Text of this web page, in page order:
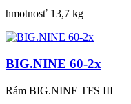
hmotnosť 13,7 kg
BIG.NINE 60-2x
Rám BIG.NINE TFS III